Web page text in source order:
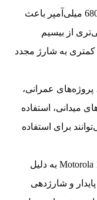
عملکرد قابل اعتماد نیاز دارند. ظرفیت 6800 میلی‌آمپر باعث
از بیسیم
کمتری به شارژ مجدد
عمرانی،
میدانی، استفاده
برای استفاده
باتری بیسیم موتورولا Motorola 1700 Plus 6800mA به دلیل
و شارژدهی